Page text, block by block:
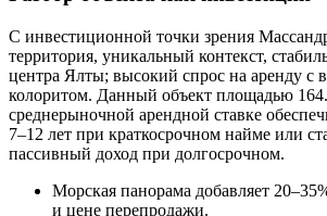
С инвестиционной точки зрения
территория, уникальный контекст,
центра Ялты; высокий спрос на аренду с
колоритом. Данный объект площадью
среднерыночной арендной ставке
7–12 лет при краткосрочном найме или
пассивный доход при долгосрочном.
Морская панорама добавляет
и цене перепродажи.